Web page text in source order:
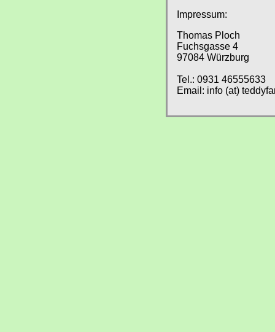
Impressum:
Thomas Ploch
Fuchsgasse 4
97084 Würzburg
Tel.: 0931 46555633
Email: info (at)